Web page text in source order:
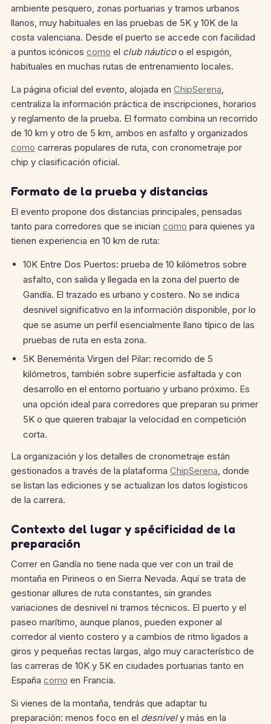
ambiente pesquero, zonas portuarias y tramos urbanos
llanos, muy habituales en las pruebas de 5K y 10K de la
costa valenciana. Desde el puerto se accede con facilidad
a puntos icónicos como el club náuticoo el espigón,
habituales en muchas rutas de entrenamiento locales.
La página oficial del evento, alojada en ChipSerena,
centraliza la información práctica de inscripciones, horarios
y reglamento de la prueba. El formato combina un recorrido
de 10 km y otro de 5 km, ambos en asfalto y organizados
como carreras populares de ruta, con cronometraje por
chip y clasificación oficial.
Formato de la prueba y distancias
El evento propone dos distancias principales, pensadas
tanto para corredores que se inician como para quienes ya
tienen experiencia en 10 km de ruta:
10K Entre Dos Puertos: prueba de 10 kilómetros sobre
asfalto, con salida y llegada en la zona del puerto de
Gandía. El trazado es urbano y costero. No se indica
desnivel significativo en la información disponible, por lo
que se asume un perfil esencialmente llano típico de las
pruebas de ruta en esta zona.
5K Benemérita Virgen del Pilar: recorrido de 5
kilómetros, también sobre superficie asfaltada y con
desarrollo en el entorno portuario y urbano próximo. Es
una opción ideal para corredores que preparan su primer
5K o que quieren trabajar la velocidad en competición
corta.
La organización y los detalles de cronometraje están
gestionados a través de la plataforma ChipSerena, donde
se listan las ediciones y se actualizan los datos logísticos
de la carrera.
Contexto del lugar y spécificidad de la
preparación
Correr en Gandía no tiene nada que ver con un trail de
montaña en Pirineos o en Sierra Nevada. Aquí se trata de
gestionar allures de ruta constantes, sin grandes
variaciones de desnivel ni tramos técnicos. El puerto y el
paseo marítimo, aunque planos, pueden exponer al
corredor al viento costero y a cambios de ritmo ligados a
giros y pequeñas rectas largas, algo muy característico de
las carreras de 10K y 5K en ciudades portuarias tanto en
España como en Francia.
Si vienes de la montaña, tendrás que adaptar tu
preparación: menos foco en el desnively más en la